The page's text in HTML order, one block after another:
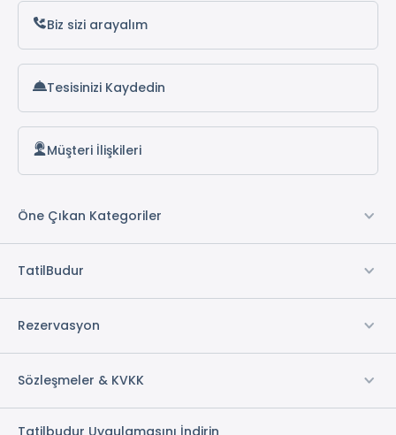
Biz sizi arayalım
Tesisinizi Kaydedin
Müşteri İlişkileri
Öne Çıkan Kategoriler
TatilBudur
Rezervasyon
Sözleşmeler & KVKK
Tatilbudur Uygulamasını İndirin